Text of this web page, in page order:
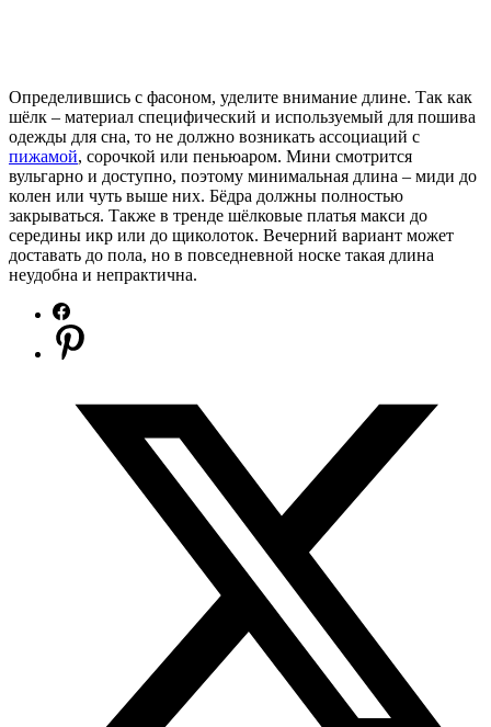
Определившись с фасоном, уделите внимание длине. Так как
шёлк – материал специфический и используемый для пошива
одежды для сна, то не должно возникать ассоциаций с
пижамой, сорочкой или пеньюаром. Мини смотрится
вульгарно и доступно, поэтому минимальная длина – миди до
колен или чуть выше них. Бёдра должны полностью
закрываться. Также в тренде шёлковые платья макси до
середины икр или до щиколоток. Вечерний вариант может
доставать до пола, но в повседневной носке такая длина
неудобна и непрактична.